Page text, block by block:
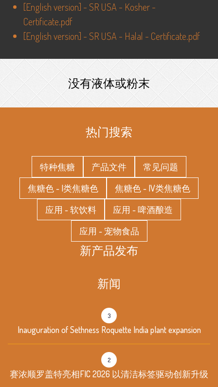
[English version] -SR USA - Kosher -
Certificate.pdf
[English version] -SR USA - Halal - Certificate.pdf
没有液体或粉末
热门搜索
特种焦糖 产品文件
常见问题
焦糖色 - I类焦糖色
焦糖色 - IV类焦糖色
应用 - 软饮料
应用 - 啤酒酿造
应用 - 宠物食品
新产品发布
新闻
Inauguration of Sethness Roquette India plant expansion
3
赛浓顺罗盖特亮相FIC 2026 以清洁标签驱动创新升级
2